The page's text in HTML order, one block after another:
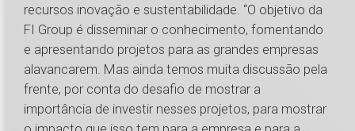
recursos inovação e sustentabilidade. “O objetivo da
FI Group é disseminar o conhecimento, fomentando
e apresentando projetos para as grandes empresas
alavancarem. Mas ainda temos muita discussão pela
frente, por conta do desafio de mostrar a
importância de investir nesses projetos, para mostrar